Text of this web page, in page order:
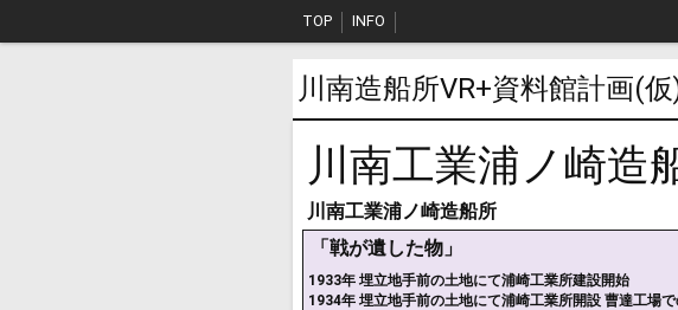
TOP INFO
川南造船所VR+資料館計画(仮
川南工業浦ノ崎造
川南工業浦ノ崎造船所
「戦が遺した物」
1933年 埋立地手前の土地にて浦崎工業所建設開始
1934年 埋立地手前の土地にて浦崎工業所開設 曹達工場